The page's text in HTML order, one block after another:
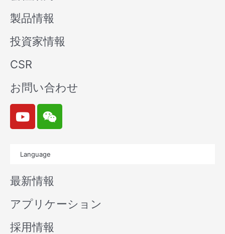
製品情報
投資家情報
CSR
お問い合わせ
Y
o
u
b
e
W
e
i
n
Language
最新情報
アプリケーション
採用情報